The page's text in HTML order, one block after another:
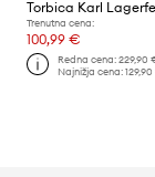
Torbica Karl
Trenutna cena:
100,99 €
Redna cena:229,90
Najnižja cena: